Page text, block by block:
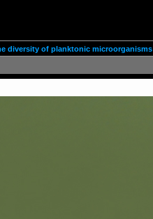
diversity of planktonic microorganisms